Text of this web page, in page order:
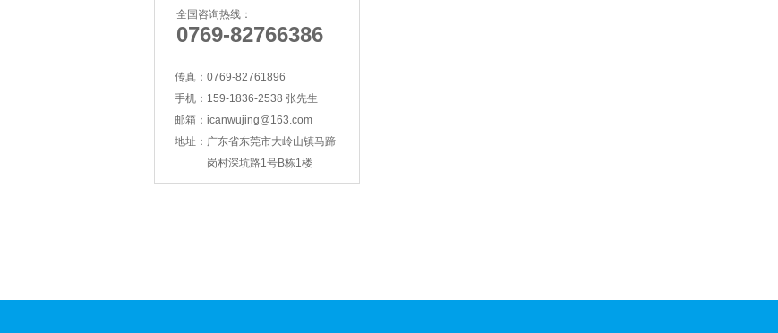
智能锁壳冲压
全国咨询热线：
0769-82766386
传真： 0769-82761896
手机： 159-1836-2538 张先生
邮箱： icanwujing@163.com
地址： 广东省东莞市大岭山镇马蹄
岗村深坑路1号B栋1楼